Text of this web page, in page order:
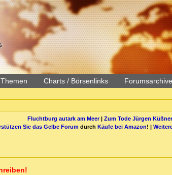
Themen Charts / Börsenlinks Forumsarchive
Fluchtburg autark am Meer| Zum Tode Jürgen
Sie das Gelbe Forum durch Käufe bei Amazon! |